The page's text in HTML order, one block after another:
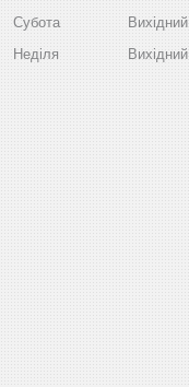
Субота
Вихідний
Неділя
Вихідний